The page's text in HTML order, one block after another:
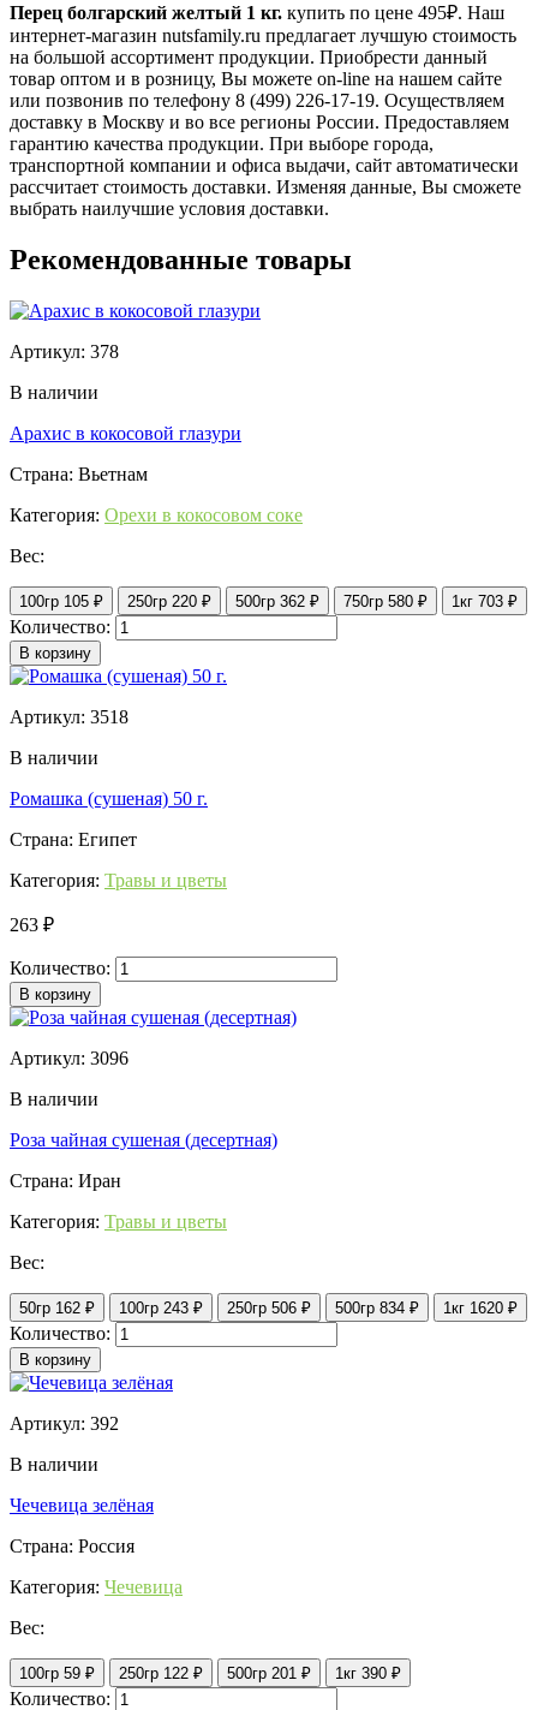
Перец болгарский желтый 1 кг. купить по цене 495₽. Наш
интернет-магазин nutsfamily.ru предлагает лучшую стоимость
на большой ассортимент продукции. Приобрести данный
товар оптом и в розницу, Вы можете on-line на нашем сайте
или позвонив по телефону 8 (499) 226-17-19. Осуществляем
доставку в Москву и во все регионы России. Предоставляем
гарантию качества продукции. При выборе города,
транспортной компании и офиса выдачи, сайт автоматически
рассчитает стоимость доставки. Изменяя данные, Вы сможете
выбрать наилучшие условия доставки.
Рекомендованные товары
Артикул: 378
В наличии
Арахис в кокосовой глазури
Страна: Вьетнам
Категория: Орехи в кокосовом соке
Вес:
100гр 105 ₽ 250гр 220 ₽ 500гр 362 ₽ 750гр 580 ₽ 1кг 703 ₽
Количество:
В корзину
Артикул: 3518
В наличии
Ромашка (сушеная) 50 г.
Страна: Египет
Категория: Травы и цветы
263 ₽
Количество:
В корзину
Артикул: 3096
В наличии
Роза чайная сушеная (десертная)
Страна: Иран
Категория: Травы и цветы
Вес:
50гр 162 ₽ 100гр 243 ₽ 250гр 506 ₽ 500гр 834 ₽ 1кг 1620 ₽
Количество:
В корзину
Артикул: 392
В наличии
Чечевица зелёная
Страна: Россия
Категория: Чечевица
Вес:
100гр 59 ₽ 250гр 122 ₽ 500гр 201 ₽ 1кг 390 ₽
Количество: